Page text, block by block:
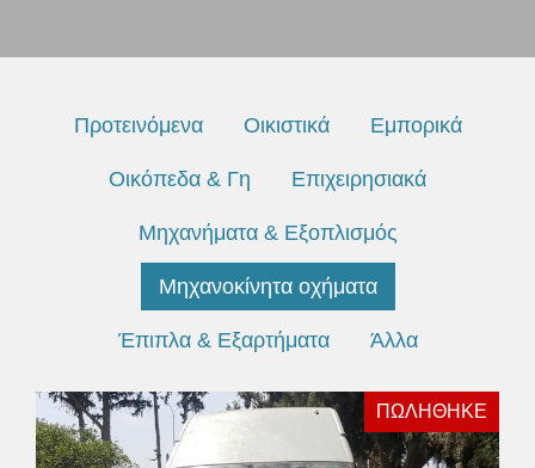
Προτεινόμενα Οικιστικά Εμπορικά
Οικόπεδα & Γη Επιχειρησιακά
Μηχανήματα & Εξοπλισμός
Μηχανοκίνητα οχήματα
Έπιπλα & Εξαρτήματα Άλλα
ΠΩΛΗΘΗΚΕ